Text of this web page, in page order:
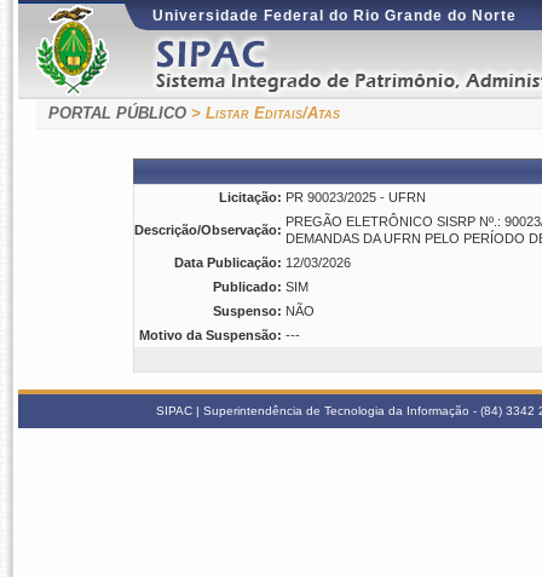
Universidade Federal do Rio Grande do Norte
PORTAL PÚBLICO > Listar Editais/Atas
Licitação: PR 90023/2025 - UFRN
Descrição/Observação:
PREGÃO ELETRÔNICO SISRP Nº.:
DEMANDAS DA UFRN PELO PERÍODO
Data Publicação: 12/03/2026
Publicado: SIM
Suspenso: NÃO
Motivo da Suspensão: ---
SIPAC | Superintendência de Tecnologia da Informação - (84)